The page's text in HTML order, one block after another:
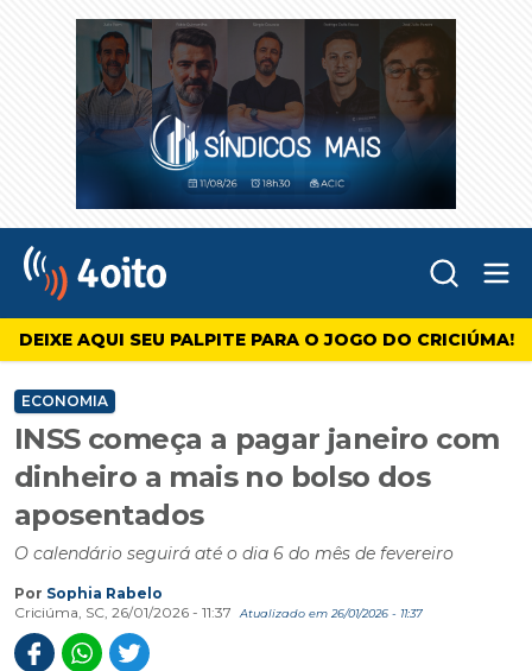
4oito
DEIXE AQUI SEU PALPITE PARA O JOGO DO CRICIÚMA!
ECONOMIA
INSS começa a pagar janeiro com
dinheiro a mais no bolso dos
aposentados
O calendário seguirá até o dia 6 do mês de fevereiro
Por Sophia Rabelo
Criciúma, SC, 26/01/2026 - 11:37
Atualizado em 26/01/2026 - 11:37